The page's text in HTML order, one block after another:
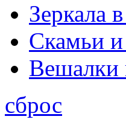
Зеркала
Скамьи и
Вешалки
сброс